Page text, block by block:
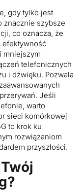
gdy tylko jest
znacznie szybsze
co oznacza, że
efektywność
mniejszym
telefonicznych
i dźwięku. Pozwala
Jeśli
warto
sieci komórkowej
to krok ku
rozwiązaniom
przyszłości.